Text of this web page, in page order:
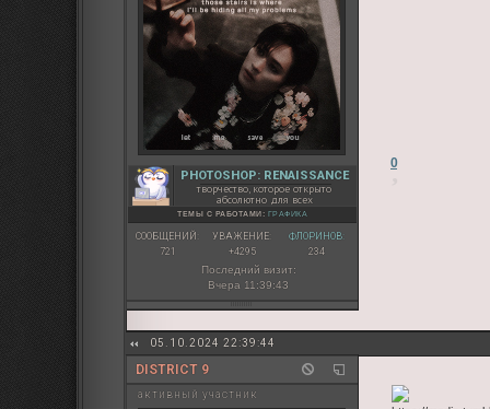
PHOTOSHOP: RENAISSANCE
творчество, которое открыто
абсолютно для всех
ТЕМЫ С РАБОТАМИ: ГРАФИКА
СООБЩЕНИЙ:
721
УВАЖЕНИЕ:
+4295
ФЛОРИНОВ:
234
Последний визит:
Вчера 11:39:43
0
05.10.2024 22:39:44
DISTRICT 9
активный участник